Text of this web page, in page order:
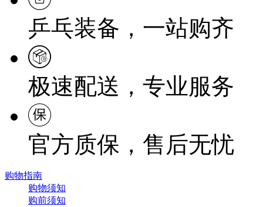
乒乓装备，一站购齐
极速配送，专业服务
官方质保，售后无忧
购物指南
购物须知
购前须知